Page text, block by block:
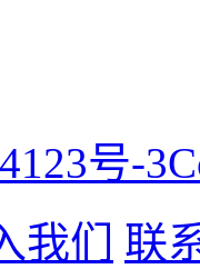
号-3
我们 联